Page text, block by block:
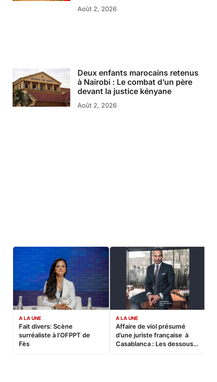
Août 2, 2026
Deux enfants marocains retenus
à Nairobi : Le combat d’un père
devant la justice kényane
Août 2, 2026
A LA UNE
Fait divers: Scène
surréaliste à l’OFPPT de
Fès
A LA UNE
Affaire de viol présumé
d’une juriste française à
Casablanca : Les dessous